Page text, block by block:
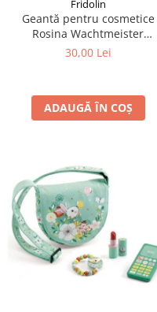
Fridolin
Geantă pentru cosmetice
Rosina Wachtmeister
Momenti di felicita
30,00 Lei
ADAUGĂ ÎN COȘ